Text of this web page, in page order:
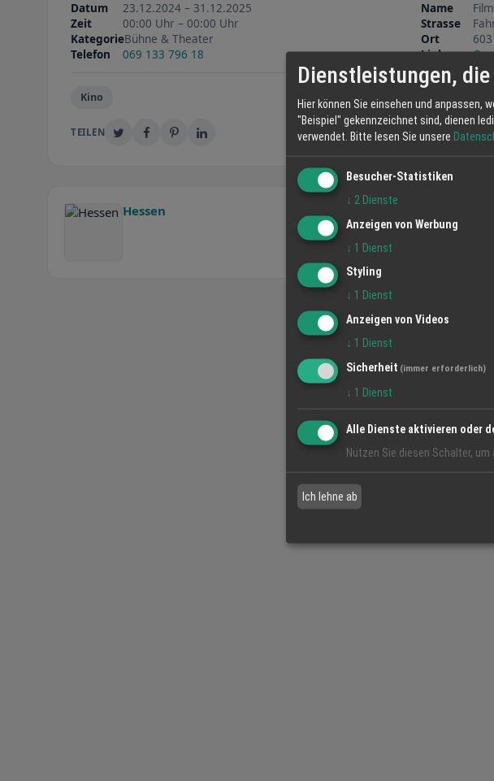
Datum
23.12.2024 – 31.12.2025
Zeit
00:00 Uhr – 00:00 Uhr
KategorieBühne & Theater
Telefon
069 133 796 18
Name
Strasse
Ort
Link
Kino
TEILEN
Hessen
Dienstleistungen,
Hier können Sie einsehen und anpassen,
"Beispiel" gekennzeichnet sind, dienen
verwendet. Bitte lesen Sie unsere
Besucher-Statistiken
↓ 2 Dienste
Anzeigen von Werbung
↓ 1 Dienst
Styling
↓ 1 Dienst
Anzeigen von Videos
↓ 1 Dienst
Sicherheit (immer erforderlich)
↓ 1 Dienst
Alle Dienste aktivieren oder
Nutzen Sie diesen Schalter,
Ich lehne ab